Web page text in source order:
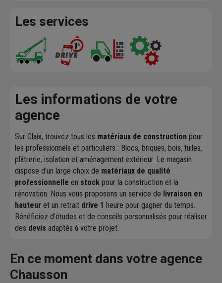
Les services
Les informations de votre
agence
Sur Claix, trouvez tous les matériaux de construction pour
les professionnels et particuliers : Blocs, briques, bois, tuiles,
plâtrerie, isolation et aménagement extérieur. Le magasin
dispose d'un large choix de matériaux de qualité
professionnelle en stock pour la construction et la
rénovation. Nous vous proposons un service de livraison en
hauteur et un retrait drive 1 heure pour gagner du temps.
Bénéficiez d’études et de conseils personnalisés pour réaliser
des devis adaptés à votre projet.
En ce moment dans votre agence
Chausson